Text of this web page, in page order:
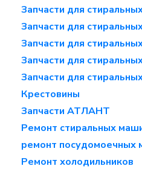
Запчасти для
Запчасти для
Запчасти для
Запчасти для
Запчасти для
Крестовины
Запчасти АТЛАНТ
Ремонт стиральных
ремонт посудомоечных
Ремонт холодильников